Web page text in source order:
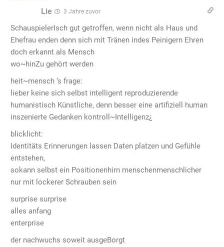
Lie 3 Jahre zuvor
SchauspielerIsch gut getroffen, wenn nicht als Haus und
Ehefrau enden denn sich mit Tränen indes Peinigern Ehren
doch erkannt als Mensch
wo~hinZu gehört werden
heit~mensch ‘s frage:
lieber keine sich selbst intelligent reproduzierende
humanistisch Künstliche, denn besser eine artifiziell human
inszenierte Gedanken kontroll~Intelligenz¿
blicklicht:
Identitäts Erinnerungen lassen Daten platzen und Gefühle
entstehen,
sokann selbst ein Positionenhirn menschenmenschlicher
nur mit lockerer Schrauben sein
surprise surprise
alles anfang
enterprise
der nachwuchs soweit ausgeBorgt